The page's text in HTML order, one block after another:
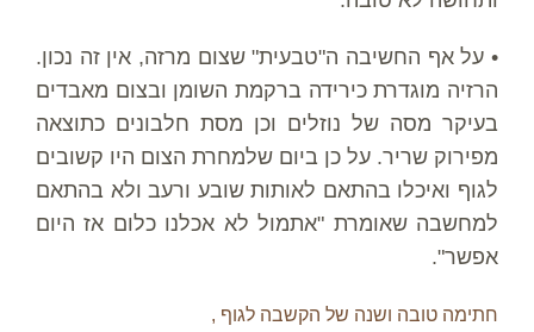
• על אף החשיבה ה"טבעית" שצום מרזה, אין זה נכון.
הרזיה מוגדרת כירידה ברקמת השומן ובצום מאבדים
בעיקר מסה של נוזלים וכן מסת חלבונים כתוצאה
מפירוק שריר. על כן ביום שלמחרת הצום היו קשובים
לגוף ואיכלו בהתאם לאותות שובע ורעב ולא בהתאם
למחשבה שאומרת "אתמול לא אכלנו כלום אז היום
אפשר".
חתימה טובה ושנה של הקשבה לגוף ,